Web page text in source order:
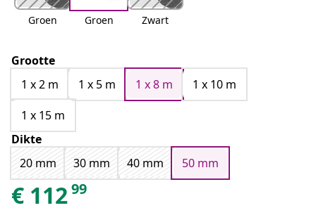
Groen Groen Zwart
Grootte
1 x 2 m
1 x 5 m 1 x 8 m
1 x 10 m
1 x 15 m
Dikte
20 mm
30 mm 40 mm 50 mm
€ 11299